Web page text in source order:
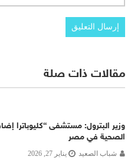
مقالات ذات صلة
وزير البترول: مستشفى “كليوباترا
الصحية في مصر
شباب الصعيد يناير 27, 2026